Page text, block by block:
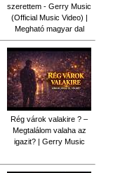
szerettem - Gerry Music
(Official Music Video) |
Megható magyar dal
Rég várok valakire ? –
Megtalálom valaha az
igazit? | Gerry Music